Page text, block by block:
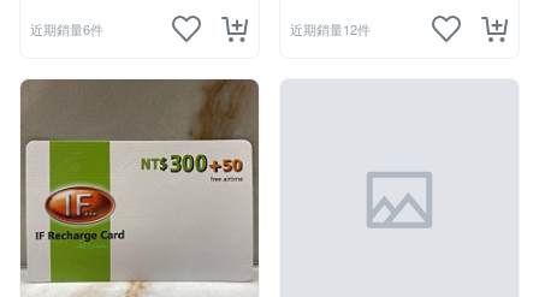
近期銷量6件 近期銷量12件